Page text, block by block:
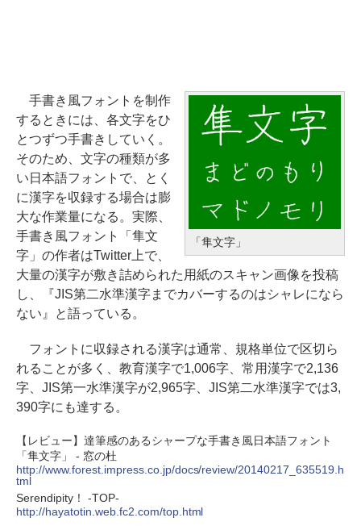
「隼文字」
手書き風フォントを制作
するときには、各文字をひ
とつずつ手書きしていく。
そのため、文字の種類が多
い日本語フォントで、とく
に漢字を収録する場合は膨
大な作業量になる。実際、
手書き風フォント「隼文
字」の作者はTwitter上で、
大量の漢字が敷き詰められた用紙のスキャン画像を投稿
し、『JIS第二水準漢字までカバーするのはシャレになら
ない』と語っている。
フォントに収録される漢字は通常、規格単位で区切ら
れることが多く、教育漢字で1,006字、常用漢字で2,136
字、JIS第一水準漢字が2,965字、JIS第二水準漢字では3,
390字にも達する。
【レビュー】達筆感のあるシャープな手書き風日本語フォント
「隼文字」 - 窓の杜
http://www.forest.impress.co.jp/docs/review/20140217_635519.h
tml
Serendipity！ -TOP-
http://hayatotin.web.fc2.com/top.html